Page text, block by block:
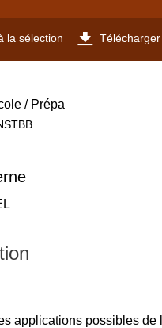
la sélection Télécharger
/ Prépa
applications possibles de